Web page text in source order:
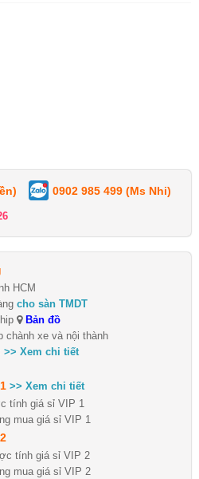
0902 985 499 (Ms Nhi)
HCM
cho sàn TMDT
Bản đồ
chành xe và nội thành
>> Xem chi tiết
>> Xem chi tiết
tính giá sỉ VIP 1
mua giá sỉ VIP 1
tính giá sỉ VIP 2
mua giá sỉ VIP 2